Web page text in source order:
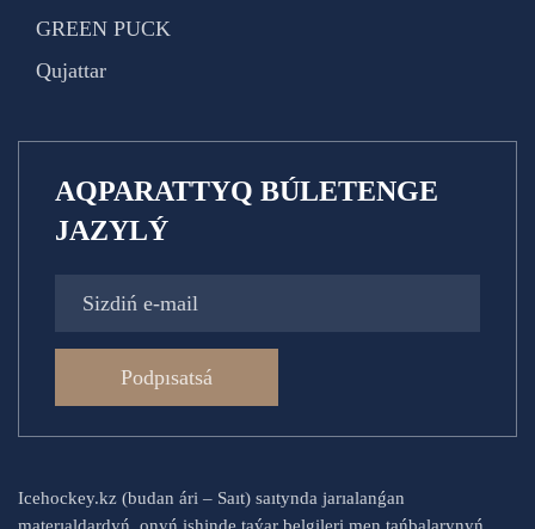
GREEN PUCK
Qujattar
AQPARATTYQ BÚLETENGE
JAZYLÝ
Podpısatsá
Icehockey.kz (budan ári – Saıt) saıtynda jarıalanǵan